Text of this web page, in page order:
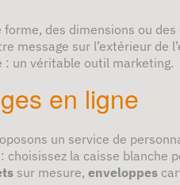
forme, des dimensions ou
sur l’extérieur de
: un véritable outil marketing.
en ligne
un service de
choisissez la caisse blanche
sur mesure, enveloppes